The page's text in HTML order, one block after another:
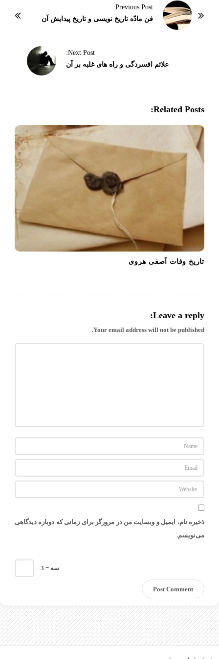
Previous Post:
فن مادّه تاریخ نویسی و تاریخ پیدایش آن
Next Post:
علائم افسردگی و راه های غلبه بر آن
Related Posts:
تاریخ وفات آصفی هروی
Leave a reply:
Your email address will not be published.
ذخیره نام، ایمیل و وبسایت من در مرورگر برای زمانی که دوباره دیدگاهی
می‌نویسم.
− سه = 3